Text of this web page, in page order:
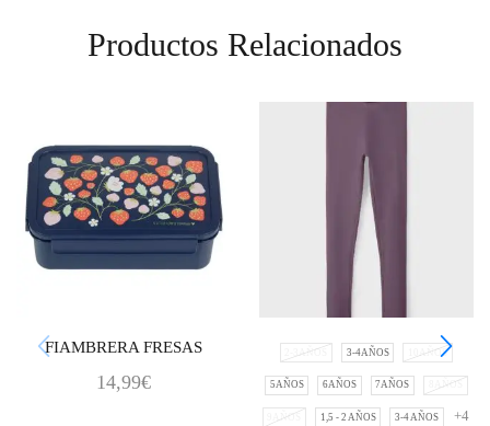
Productos Relacionados
FIAMBRERA FRESAS
14,99€
2-3AÑOS 3-4AÑOS 10AÑOS
5AÑOS 6AÑOS 7AÑOS 8AÑOS
9AÑOS 1,5 - 2 AÑOS 3-4 AÑOS +4